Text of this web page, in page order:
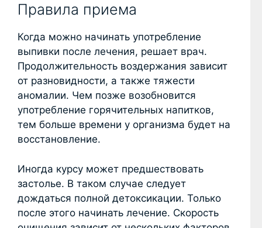
Правила приема
Когда можно начинать употребление
выпивки после лечения, решает врач.
Продолжительность воздержания зависит
от разновидности, а также тяжести
аномалии. Чем позже возобновится
употребление горячительных напитков,
тем больше времени у организма будет на
восстановление.
Иногда курсу может предшествовать
застолье. В таком случае следует
дождаться полной детоксикации. Только
после этого начинать лечение. Скорость